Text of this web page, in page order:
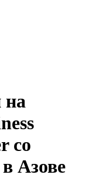
на
со
Азове